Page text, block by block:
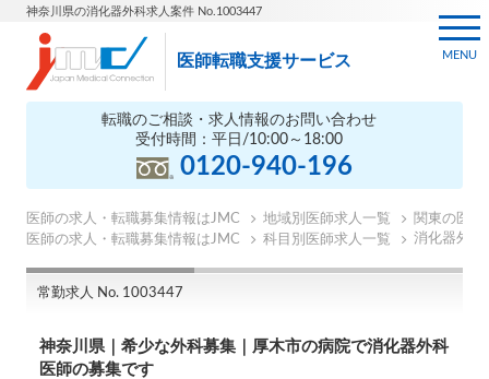
神奈川県の消化器外科求人案件 No.1003447
医師転職支援サービス
転職のご相談・求人情報のお問い合わせ
受付時間：平日/10:00～18:00
0120-940-196
MENU
医師の求人・転職募集情報はJMC 地域別医師求人一覧
関東の医師
医師の求人・転職募集情報はJMC
科目別医師求人一覧 消化器外科
常勤求人 No. 1003447
神奈川県｜希少な外科募集｜厚木市の病院で消化器外科
医師の募集です